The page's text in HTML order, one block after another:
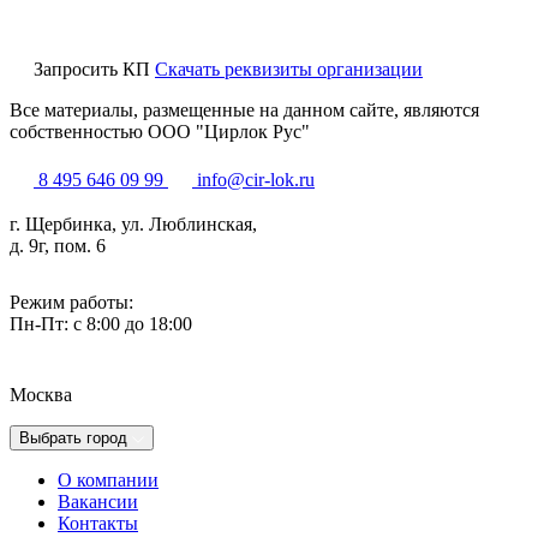
Запросить КП Скачать реквизиты организации
Все материалы, размещенные на данном сайте, являются
собственностью ООО "Цирлок Рус"
8 495 646 09 99 info@cir-lok.ru
г. Щербинка, ул. Люблинская,
д. 9г, пом. 6
Режим работы:
Пн-Пт: с 8:00 до 18:00
Москва
Выбрать город
О компании
Вакансии
Контакты